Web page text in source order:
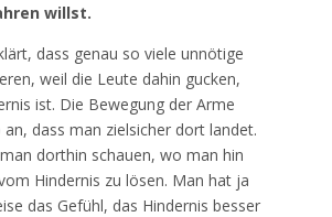
willst.
dass genau so viele unnötige
weil die Leute dahin gucken,
ist. Die Bewegung der Arme
dass man zielsicher dort landet.
dorthin schauen, wo man hin
Hindernis zu lösen. Man hat ja
das Gefühl, das Hindernis besser